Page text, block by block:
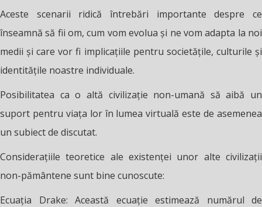
Aceste scenarii ridică întrebări importante despre ce
înseamnă să fii om, cum vom evolua și ne vom adapta la noi
medii și care vor fi implicațiile pentru societățile, culturile și
identitățile noastre individuale.
Posibilitatea ca o altă civilizație non-umană să aibă un
suport pentru viața lor în lumea virtuală este de asemenea
un subiect de discutat.
Considerațiile teoretice ale existenței unor alte civilizații
non-pământene sunt bine cunoscute:
Ecuația Drake: Această ecuație estimează numărul de